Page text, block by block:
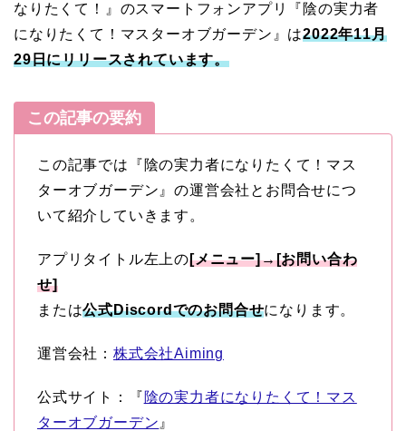
なりたくて！』のスマートフォンアプリ『陰の実力者
になりたくて！マスターオブガーデン』は2022年11月
29日にリリースされています。
この記事の要約
この記事では『陰の実力者になりたくて！マス
ターオブガーデン』の運営会社とお問合せにつ
いて紹介していきます。
アプリタイトル左上の[メニュー]→[お問い合わ
せ]
または公式Discordでのお問合せになります。
運営会社： 株式会社Aiming
公式サイト：『 陰の実力者になりたくて！マス
ターオブガーデン 』